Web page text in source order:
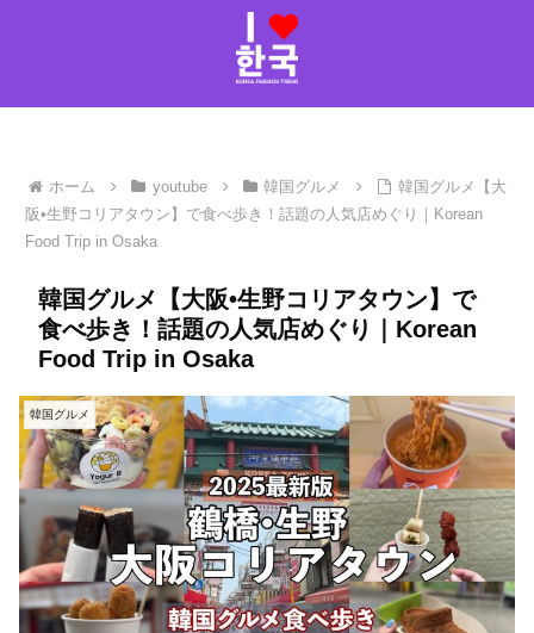
ホーム youtube 韓国グルメ
韓国グルメ【大
阪•生野コリアタウン】で食べ歩き！話題の人気店めぐり｜Korean
Food Trip in Osaka
韓国グルメ【大阪•生野コリアタウン】で
食べ歩き！話題の人気店めぐり｜Korean
Food Trip in Osaka
韓国グルメ